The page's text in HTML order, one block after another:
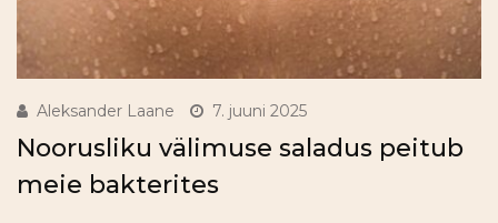
Aleksander Laane 7. juuni 2025
Noorusliku välimuse saladus peitub
meie bakterites